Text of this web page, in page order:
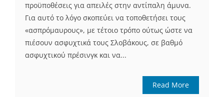
προϋποθέσεις για απειλές στην αντίπαλη άμυνα.
Για αυτό το λόγο σκοπεύει να τοποθετήσει τους
«ασπρόμαυρους», με τέτοιο τρόπο ούτως ώστε να
πιέσουν ασφυχτικά τους Σλοβάκους, σε βαθμό
ασφυχτικού πρέσινγκ και να...
Read More